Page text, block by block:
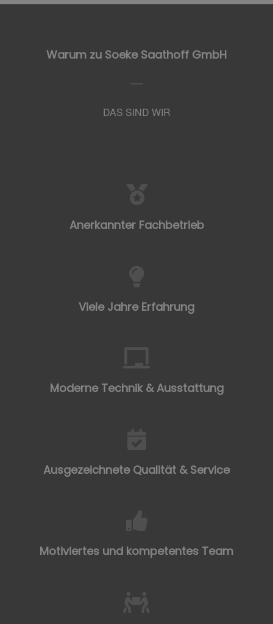
Warum zu Soeke Saathoff GmbH
DAS SIND WIR
Anerkannter Fachbetrieb
Viele Jahre Erfahrung
Moderne Technik & Ausstattung
Ausgezeichnete Qualität & Service
Motiviertes und kompetentes Team